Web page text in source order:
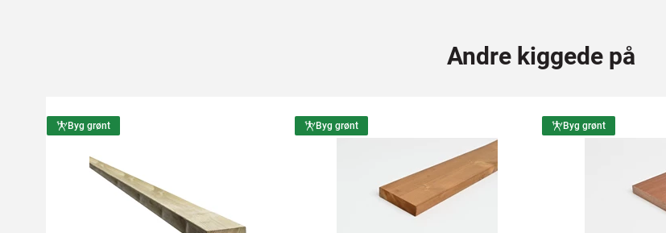
Andre kiggede på
Byg grønt Byg grønt Byg grønt